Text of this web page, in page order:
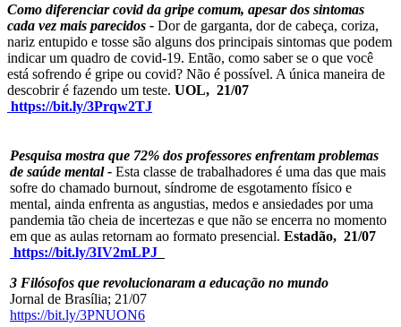
Como diferenciar covid da gripe comum, apesar dos sintomas
cada vez mais parecidos - Dor de garganta, dor de cabeça, coriza,
nariz entupido e tosse são alguns dos principais sintomas que podem
indicar um quadro de covid-19. Então, como saber se o que você
está sofrendo é gripe ou covid? Não é possível. A única maneira de
descobrir é fazendo um teste. UOL, 21/07
https://bit.ly/3Prqw2TJ
Pesquisa mostra que 72% dos professores enfrentam problemas
de saúde mental- Esta classe de trabalhadores é uma das que mais
sofre do chamado burnout, síndrome de esgotamento físico e
mental, ainda enfrenta as angustias, medos e ansiedades por uma
pandemia tão cheia de incertezas e que não se encerra no momento
em que as aulas retornam ao formato presencial. Estadão, 21/07
https://bit.ly/3IV2mLPJ
3 Filósofos que revolucionaram a educação no mundo
Jornal de Brasília; 21/07
https://bit.ly/3PNUON6